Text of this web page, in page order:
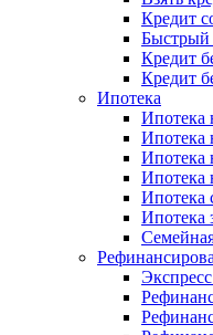
Кредит
Быстрый
Кредит
Кредит
Ипотека
Ипотека
Ипотека
Ипотека
Ипотека
Ипотека
Ипотека